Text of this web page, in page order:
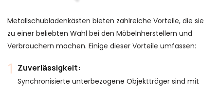
Metallschubladenkästen bieten zahlreiche Vorteile, die sie
zu einer beliebten Wahl bei den Möbelnherstellern und
Verbrauchern machen. Einige dieser Vorteile umfassen:
Zuverlässigkeit:
Synchronisierte unterbezogene Objektträger sind mit